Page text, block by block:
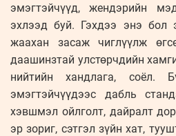
эмэгтэйчүүд, жендэрийн
эхлээд буй. Гэхдээ энэ бол
жаахан засаж чиглүүлж
даашинзтай улстөрчдийн
нийтийн хандлага, соёл.
эмэгтэйчүүдээс дабль
хэвшмэл ойлголт, дайралт
эр зориг, сэтгэл зүйн хат,